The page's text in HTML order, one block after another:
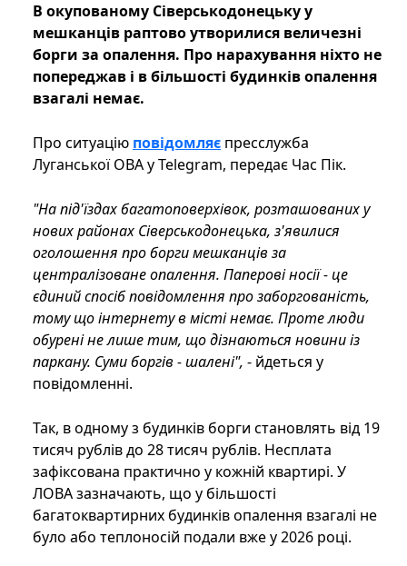
В окупованому Сіверськодонецьку у
мешканців раптово утворилися величезні
борги за опалення. Про нарахування ніхто не
попереджав і в більшості будинків опалення
взагалі немає.
Про ситуацію повідомляє пресслужба
Луганської ОВА у Telegram, передає Час Пік.
"На під'їздах багатоповерхівок, розташованих у
нових районах Сіверськодонецька, з'явилися
оголошення про борги мешканців за
централізоване опалення. Паперові носії - це
єдиний спосіб повідомлення про заборгованість,
тому що інтернету в місті немає. Проте люди
обурені не лише тим, що дізнаються новини із
паркану. Суми боргів - шалені", - йдеться у
повідомленні.
Так, в одному з будинків борги становлять від 19
тисяч рублів до 28 тисяч рублів. Несплата
зафіксована практично у кожній квартирі. У
ЛОВА зазначають, що у більшості
багатоквартирних будинків опалення взагалі не
було або теплоносій подали вже у 2026 році.